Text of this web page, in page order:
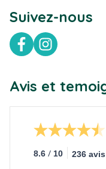
Suivez-nous
FacebookInstagram
Avis et
8.6 / 10 236 avis